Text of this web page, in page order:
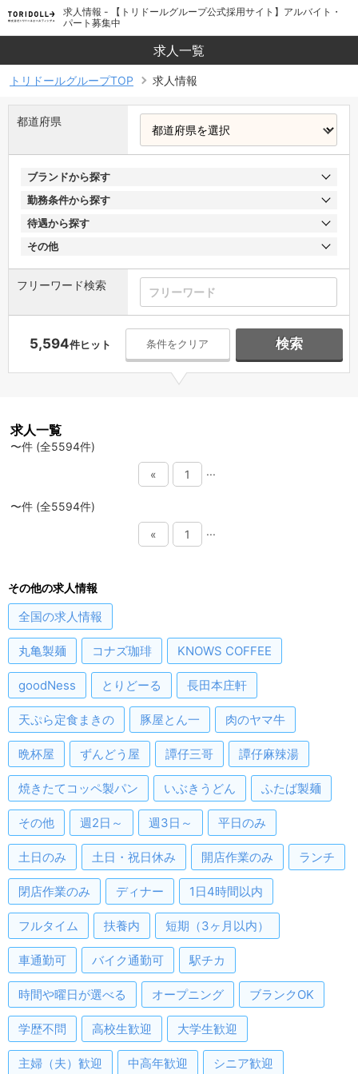
求人情報 - 【トリドールグループ公式採用サイト】アルバイト・
パート募集中
求人一覧
トリドールグループTOP 求人情報
都道府県
ブランドから探す
勤務条件から探す
待遇から探す
その他
フリーワード検索
5,594件ヒット 条件をクリア 検索
求人一覧
〜件 (全5594件)
« 1 ...
〜件 (全5594件)
« 1 ...
その他の求人情報
全国の求人情報
丸亀製麺 コナズ珈琲 KNOWS COFFEE
goodNess とりどーる 長田本庄軒
天ぷら定食まきの 豚屋とん一 肉のヤマ牛
晩杯屋 ずんどう屋 譚仔三哥 譚仔麻辣湯
焼きたてコッペ製パン いぶきうどん ふたば製麺
その他 週2日～ 週3日～ 平日のみ
土日のみ 土日・祝日休み 開店作業のみ ランチ
閉店作業のみ ディナー 1日4時間以内
フルタイム 扶養内 短期（3ヶ月以内）
車通勤可 バイク通勤可 駅チカ
時間や曜日が選べる オープニング ブランクOK
学歴不問 高校生歓迎 大学生歓迎
主婦（夫）歓迎 中高年歓迎 シニア歓迎